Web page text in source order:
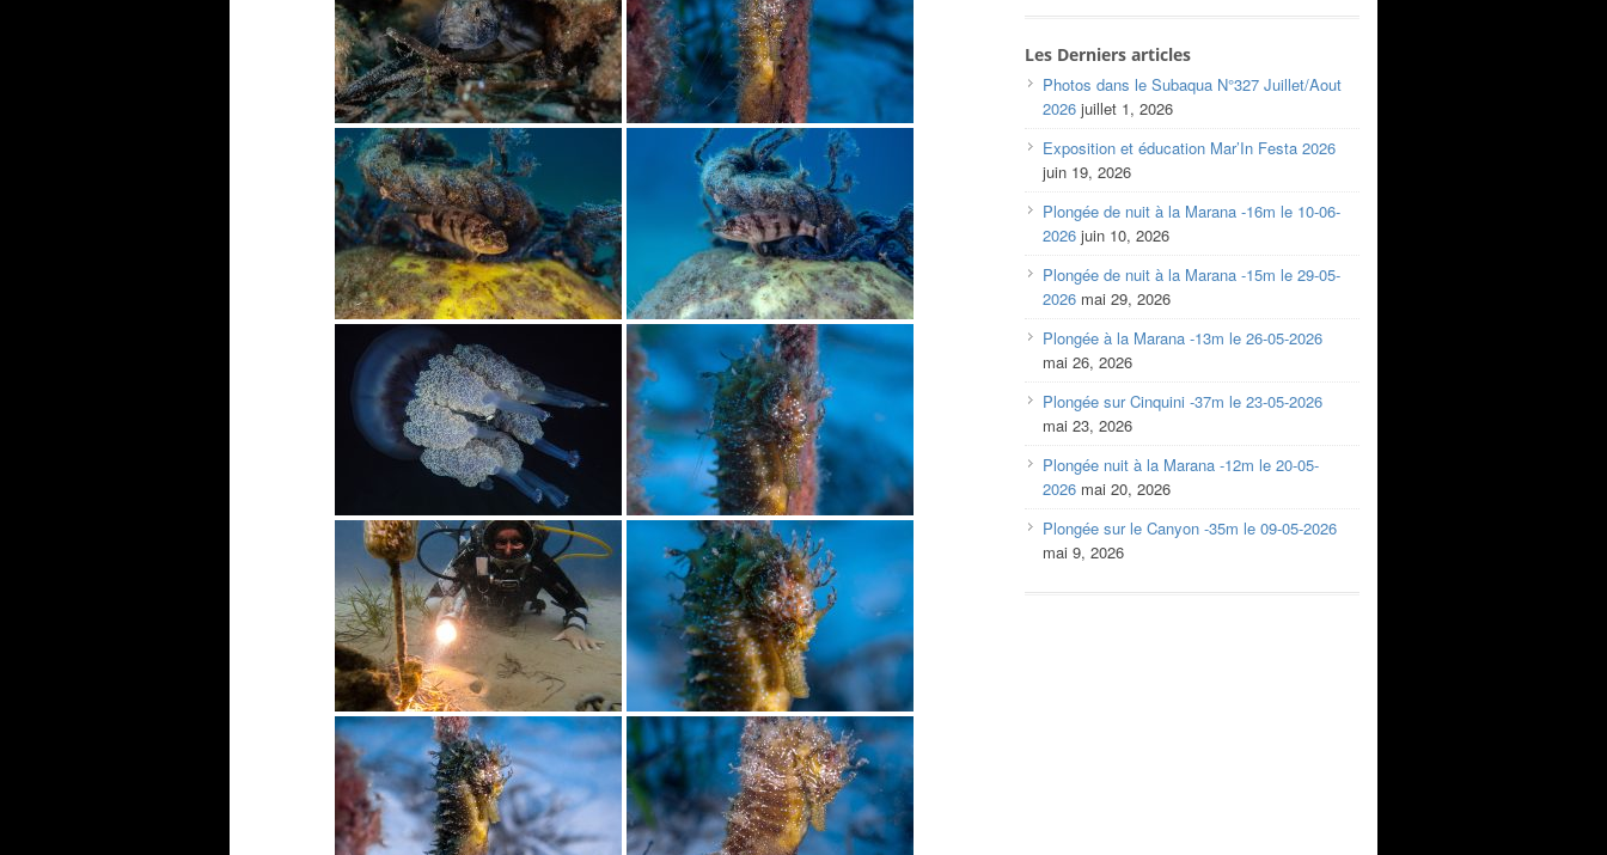
Les Derniers articles
Photos dans le Subaqua N°327 Juillet/Aout
2026 juillet 1, 2026
Exposition et éducation Mar’In Festa 2026
juin 19, 2026
Plongée de nuit à la Marana -16m le 10-06-
2026 juin 10, 2026
Plongée de nuit à la Marana -15m le 29-05-
2026 mai 29, 2026
Plongée à la Marana -13m le 26-05-2026
mai 26, 2026
Plongée sur Cinquini -37m le 23-05-2026
mai 23, 2026
Plongée nuit à la Marana -12m le 20-05-
2026 mai 20, 2026
Plongée sur le Canyon -35m le 09-05-2026
mai 9, 2026